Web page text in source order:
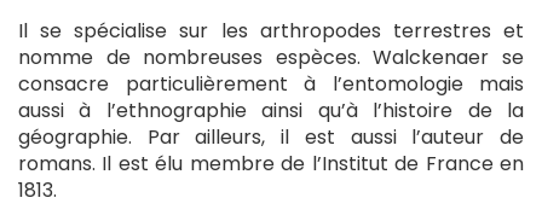
Il se spécialise sur les arthropodes terrestres et
nomme de nombreuses espèces. Walckenaer se
consacre particulièrement à l’entomologie mais
aussi à l’ethnographie ainsi qu’à l’histoire de la
géographie. Par ailleurs, il est aussi l’auteur de
romans. Il est élu membre de l’Institut de France en
1813.